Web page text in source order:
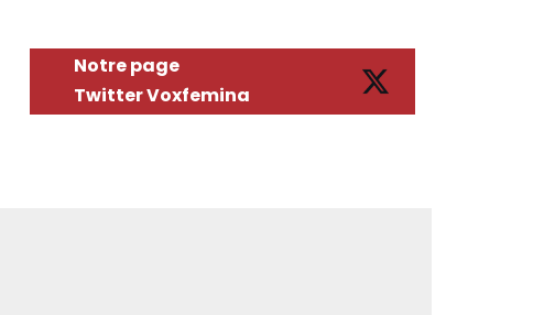
Notre page
Twitter Voxfemina